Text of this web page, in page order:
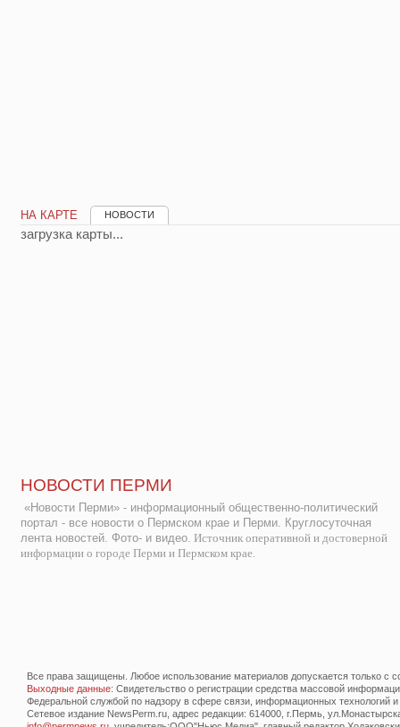
НА КАРТЕ НОВОСТИ
загрузка карты...
НОВОСТИ ПЕРМИ
«Новости Перми» - информационный общественно-политический
портал - все новости о Пермском крае и Перми. Круглосуточная
лента новостей. Фото- и видео. Источник оперативной и достоверной
информации о городе Перми и Пермском крае.
Все права защищены. Любое использование материалов допускается только с
Выходные данные: Свидетельство о регистрации средства массовой
Федеральной службой по надзору в сфере связи, информационных технологий
Сетевое издание NewsPerm.ru, адрес редакции: 614000, г.Пермь,